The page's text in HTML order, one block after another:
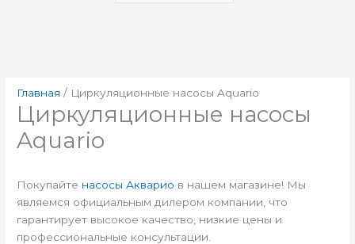
Главная / Циркуляционные насосы Aquario
Циркуляционные насосы
Aquario
Покупайте насосы Акварио в нашем магазине! Мы
являемся официальным дилером компании, что
гарантирует высокое качество, низкие цены и
профессиональные консультации.